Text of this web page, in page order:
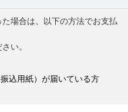
場合は、以下の方法でお支払
い。
込用紙）が届いている方